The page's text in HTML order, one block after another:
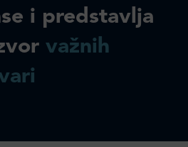
i predstavlja
važnih